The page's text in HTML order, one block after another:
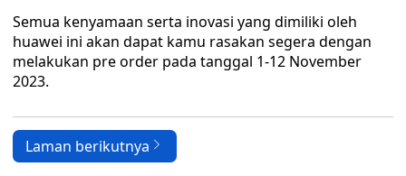
Semua kenyamaan serta inovasi yang dimiliki oleh
huawei ini akan dapat kamu rasakan segera dengan
melakukan pre order pada tanggal 1-12 November
2023.
Laman berikutnya